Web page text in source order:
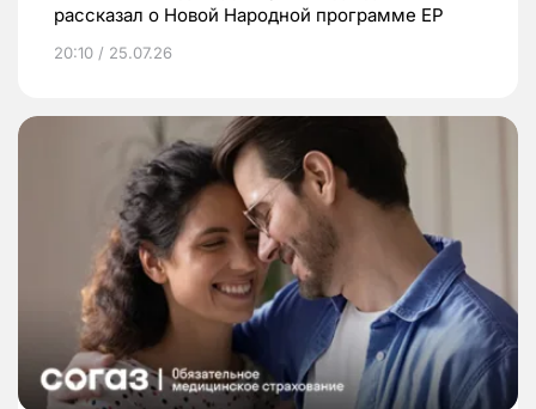
рассказал о Новой Народной программе ЕР
20:10 / 25.07.26